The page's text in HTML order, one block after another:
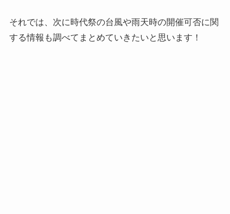
それでは、次に時代祭の台風や雨天時の開催可否に関
する情報も調べてまとめていきたいと思います！